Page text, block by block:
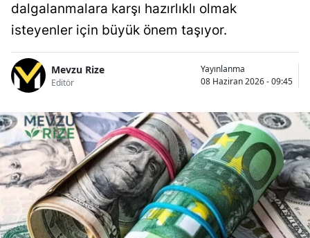
dalgalanmalara karşı hazırlıklı olmak
isteyenler için büyük önem taşıyor.
Mevzu Rize
Editör
Yayınlanma
08 Haziran 2026 - 09:45